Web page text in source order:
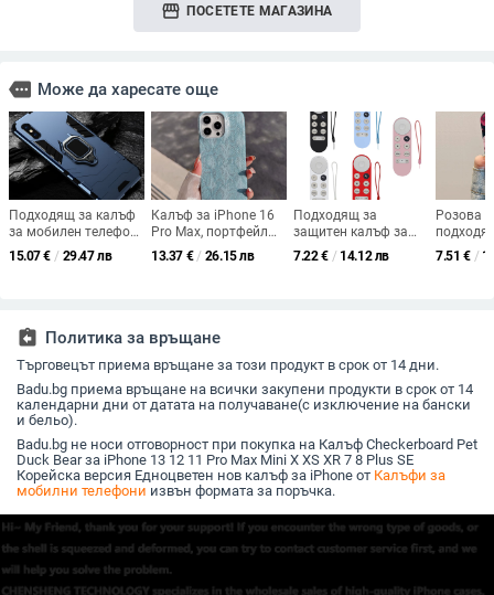
storefront ПОСЕТЕТЕ МАГАЗИНА
more Може да харесате още
Подходящ за калъф
за мобилен телефон
Redmi K80, Turbo3
Armor K70/6 Ring 5,
15.07€ / 29.47 лв
Калъф за iPhone 16
Pro Max, портфейл
стил, нов антиудар,
текстура на кожа на
13.37 € / 26.15 лв
Подходящ за
защитен калъф за
дистанционно
управление за
7.22€ / 14.12 лв
Розова
Huawei
калъф
7.51 € /
assignment_return Политика за връщане
Търговецът приема връщане за този продукт в срок от 14 дни.
Badu.bg приема връщане на всички закупени продукти в срок от 14
календарни дни от датата на получаване(с изключение на бански
и бельо).
Badu.bg не носи отговорност при покупка на Калъф Checkerboard Pet
Duck Bear за iPhone 13 12 11 Pro Max Mini X XS XR 7 8 Plus SE
Корейска версия Едноцветен нов калъф за iPhone от Калъфи за
мобилни телефони извън формата за поръчка.